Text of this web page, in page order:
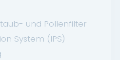
und Pollenfilter
System (IPS)